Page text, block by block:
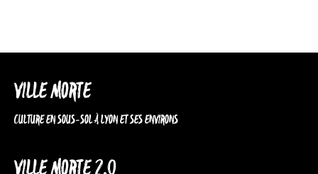
VILLE MORTE
CULTURE EN SOUS-SOL À LYON ET SES ENVIRONS